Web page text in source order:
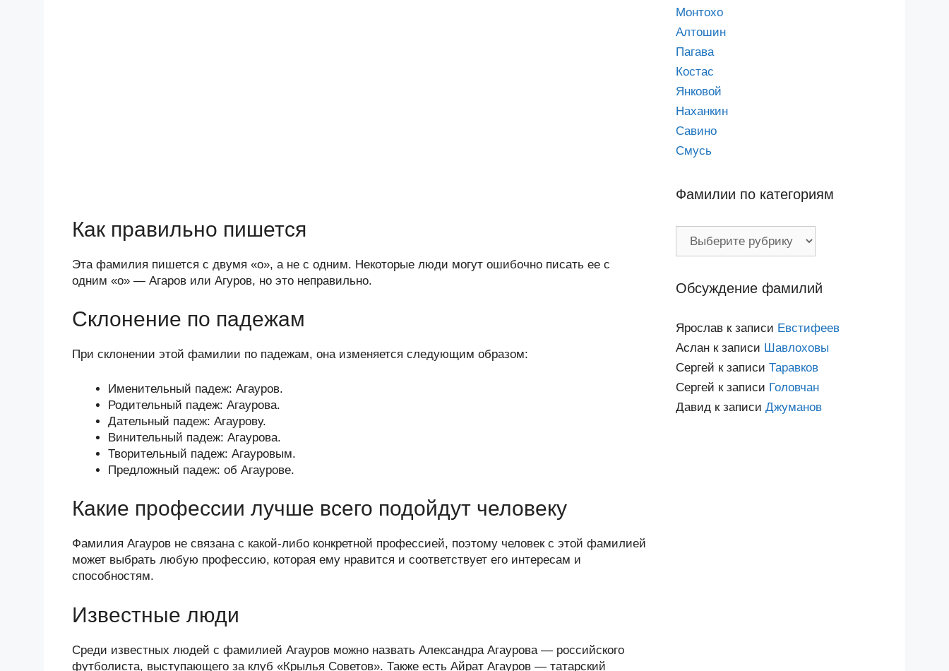
Как правильно пишется
Эта фамилия пишется с двумя «о», а не с одним. Некоторые люди могут ошибочно писать ее с
одним «о» — Агаров или Агуров, но это неправильно.
Склонение по падежам
При склонении этой фамилии по падежам, она изменяется следующим образом:
Именительный падеж: Агауров.
Родительный падеж: Агаурова.
Дательный падеж: Агаурову.
Винительный падеж: Агаурова.
Творительный падеж: Агауровым.
Предложный падеж: об Агаурове.
Какие профессии лучше всего подойдут человеку
Фамилия Агауров не связана с какой-либо конкретной профессией, поэтому человек с этой фамилией
может выбрать любую профессию, которая ему нравится и соответствует его интересам и
способностям.
Известные люди
Среди известных людей с фамилией Агауров можно назвать Александра Агаурова — российского
футболиста, выступающего за клуб «Крылья Советов». Также есть Айрат Агауров — татарский
Монтохо
Алтошин
Пагава
Костас
Янковой
Наханкин
Савино
Смусь
Фамилии по категориям
Обсуждение фамилий
Ярослав к записи Евстифеев
Аслан к записи Шавлоховы
Сергей к записи Таравков
Сергей к записи Головчан
Давид к записи Джуманов